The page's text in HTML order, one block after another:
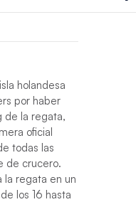
holandesa
por haber
de la regata,
oficial
todas las
de crucero.
la regata en un
los 16 hasta